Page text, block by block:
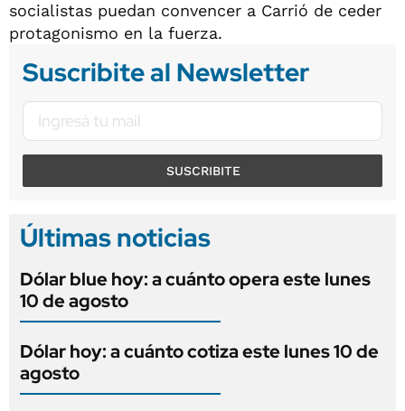
socialistas puedan convencer a Carrió de ceder
protagonismo en la fuerza.
Suscribite al Newsletter
SUSCRIBITE
Últimas noticias
Dólar blue hoy: a cuánto opera este lunes
10 de agosto
Dólar hoy: a cuánto cotiza este lunes 10 de
agosto